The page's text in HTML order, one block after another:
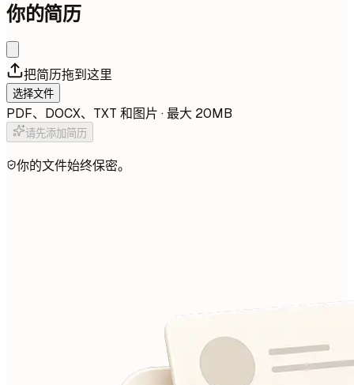
你的简历
把简历拖到这里
选择文件
PDF、DOCX、TXT 和图片 · 最大 20MB
请先添加简历
你的文件始终保密。